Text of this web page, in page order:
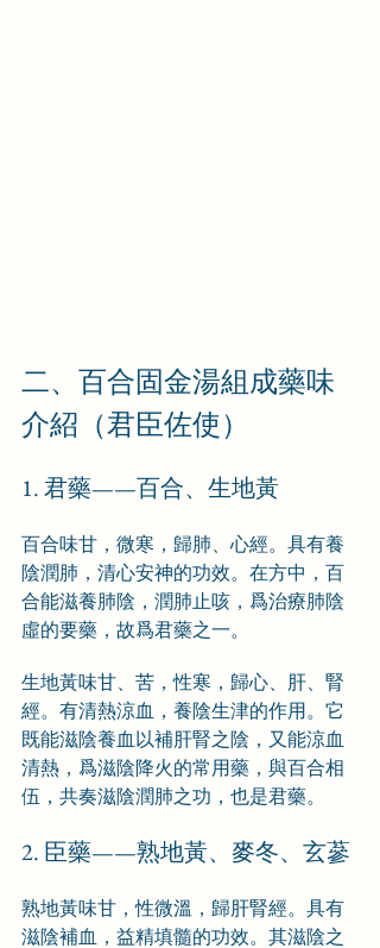
二、百合固金湯組成藥味
介紹（君臣佐使）
1. 君藥——百合、生地黃
百合味甘，微寒，歸肺、心經。具有養
陰潤肺，清心安神的功效。在方中，百
合能滋養肺陰，潤肺止咳，爲治療肺陰
虛的要藥，故爲君藥之一。
生地黃味甘、苦，性寒，歸心、肝、腎
經。有清熱涼血，養陰生津的作用。它
既能滋陰養血以補肝腎之陰，又能涼血
清熱，爲滋陰降火的常用藥，與百合相
伍，共奏滋陰潤肺之功，也是君藥。
2. 臣藥——熟地黃、麥冬、玄蔘
熟地黃味甘，性微溫，歸肝腎經。具有
滋陰補血，益精填髓的功效。其滋陰之